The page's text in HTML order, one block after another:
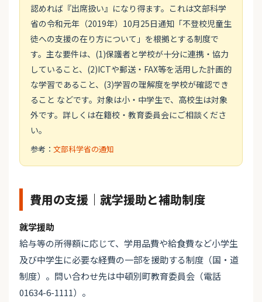
認めれば『出席扱い』になり得ます。これは文部科学
省の令和元年（2019年）10月25日通知「不登校児童生
徒への支援の在り方について」を根拠とする制度で
す。主な要件は、(1)保護者と学校が十分に連携・協力
していること、(2)ICTや郵送・FAX等を活用した計画的
な学習であること、(3)学習の理解度を学校が確認でき
ること などです。対象は小・中学生で、高校生は対象
外です。詳しくは在籍校・教育委員会にご相談くださ
い。
参考： 文部科学省の通知
費用の支援｜就学援助と補助制度
就学援助
給与等の所得額に応じて、学用品費や給食費など小学生
及び中学生に必要な経費の一部を援助する制度（国・道
制度）。問い合わせ先は中頓別町教育委員会（電話
01634-6-1111）。